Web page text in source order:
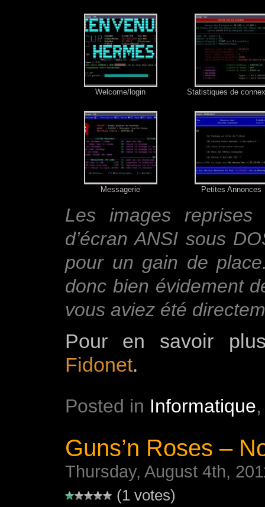
Welcome/login Statistiques de
Messagerie Petites Annonces
Les images
d’écran ANSI sous
pour un gain de
donc bien évidement
vous aviez été
Pour en savoir
Fidonet.
Posted in Informatique
Guns’n Roses –
Thursday, August 4th,
(1 votes)